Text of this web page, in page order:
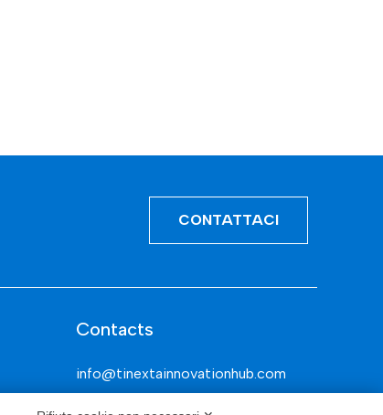
CONTATTACI
Contacts
info@tinextainnovationhub.com
+39 0522 733711